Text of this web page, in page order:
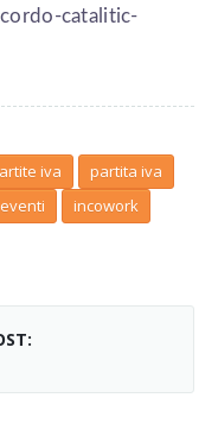
catalitic-
iva
partita iva
eventi
incowork